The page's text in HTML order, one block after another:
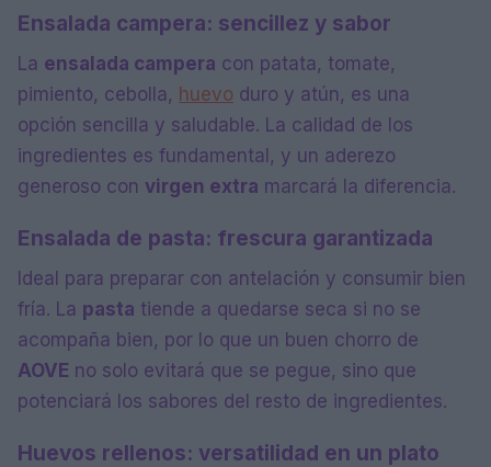
Ensalada campera: sencillez y sabor
La ensalada campera con patata, tomate,
pimiento, cebolla, huevo duro y atún, es una
opción sencilla y saludable. La calidad de los
ingredientes es fundamental, y un aderezo
generoso con virgen extra marcará la diferencia.
Ensalada de pasta: frescura garantizada
Ideal para preparar con antelación y consumir bien
fría. La pasta tiende a quedarse seca si no se
acompaña bien, por lo que un buen chorro de
AOVE no solo evitará que se pegue, sino que
potenciará los sabores del resto de ingredientes.
Huevos rellenos: versatilidad en un plato